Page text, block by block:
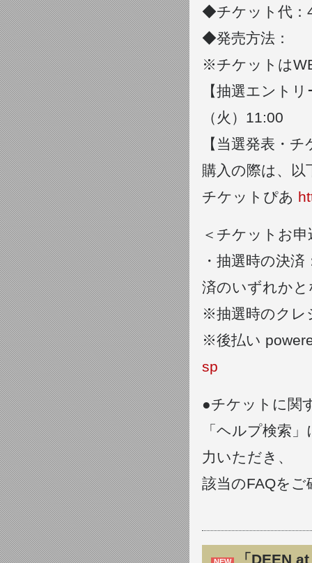
◆チケット代：
◆発売方法：
※チケットは
【抽選エント
（火）11:00
【当選発表・
購入の際は、
チケットぴあ
＜チケットお
・抽選時の決
済のいずれか
※抽選時のクレ
※後払い
sp
●チケットに関
「ヘルプ検索
力いただき、
該当のFAQを
「DEEN